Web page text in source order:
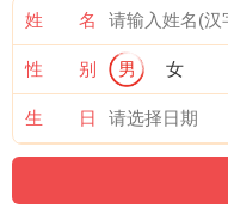
姓 名
性 别 男 女
生 日